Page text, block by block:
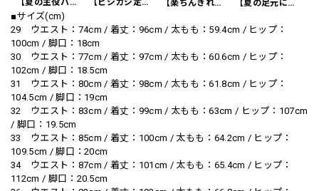
【夏の主役パンツ】リネンイタリアスタイルショートパンツ 3Color PA0121 【ビジカジ定番】ハイエンド スリムフィット ビジネスカジュアル スラックスパンツ PA0228 【楽ちんきれいめ】ワッフル カジュアル スリムスラックスパンツ PA0226 【夏の足元に】編み込みベルト付き フラット サンダル 3color SH0128
■サイズ(cm)
29 ウエスト：74cm / 着丈：96cm / 太もも：59.4cm / ヒップ：
100cm / 脚口：18cm
30 ウエスト：77cm / 着丈：97cm / 太もも：60.6cm / ヒップ：
102cm / 脚口：18.5cm
31 ウエスト：80cm / 着丈：98cm / 太もも：61.8cm / ヒップ：
104.5cm / 脚口：19cm
32 ウエスト：83cm / 着丈：99cm / 太もも：63cm / ヒップ：107cm
/ 脚口：19.5cm
33 ウエスト：85cm / 着丈：100cm / 太もも：64.2cm / ヒップ：
109.5cm / 脚口：20cm
34 ウエスト：87cm / 着丈：101cm / 太もも：65.4cm / ヒップ：
112cm / 脚口：20.5cm